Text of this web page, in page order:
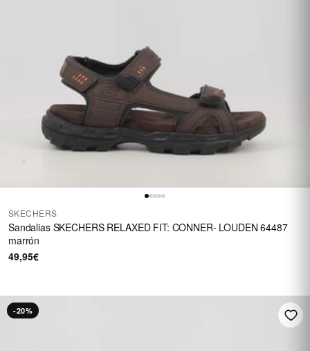
SKECHERS
Sandalias SKECHERS RELAXED FIT: CONNER- LOUDEN 64487
marrón
49,95€
-20%